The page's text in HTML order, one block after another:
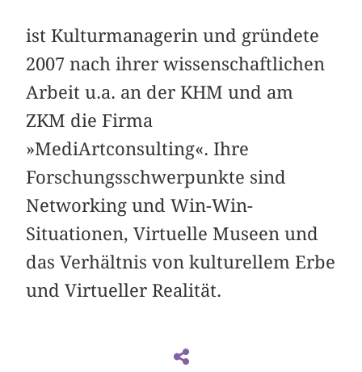
ist Kulturmanagerin und gründete
2007 nach ihrer wissenschaftlichen
Arbeit u.a. an der KHM und am
ZKM die Firma
»MediArtconsulting«. Ihre
Forschungsschwerpunkte sind
Networking und Win-Win-
Situationen, Virtuelle Museen und
das Verhältnis von kulturellem Erbe
und Virtueller Realität.